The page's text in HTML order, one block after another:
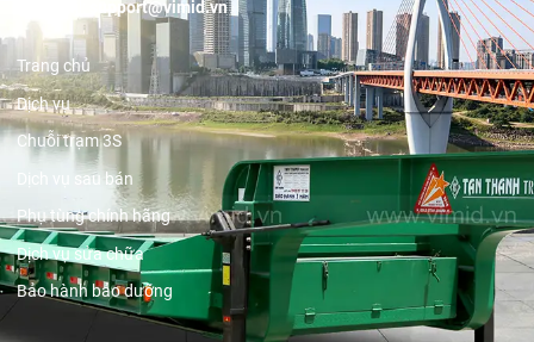
support@vimid.vn
Trang chủ
Dịch vụ
Chuỗi trạm 3S
Dịch vụ sau bán
Phụ tùng chính hãng
Dịch vụ sửa chữa
Bảo hành bảo dưỡng